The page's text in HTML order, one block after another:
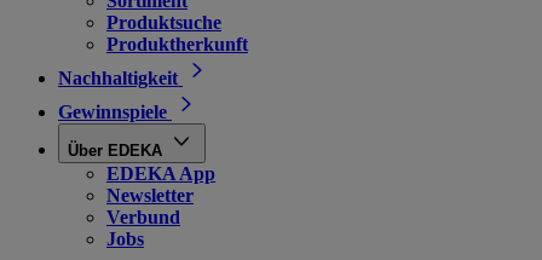
Produktsuche
Produktherkunft
Nachhaltigkeit
Gewinnspiele
Über EDEKA
EDEKA App
Newsletter
Verbund
Jobs